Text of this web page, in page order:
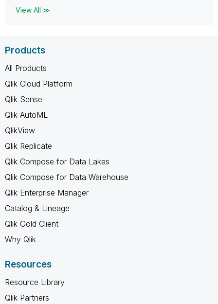
View All ≫
Products
All Products
Qlik Cloud Platform
Qlik Sense
Qlik AutoML
QlikView
Qlik Replicate
Qlik Compose for Data Lakes
Qlik Compose for Data Warehouse
Qlik Enterprise Manager
Catalog & Lineage
Qlik Gold Client
Why Qlik
Resources
Resource Library
Qlik Partners